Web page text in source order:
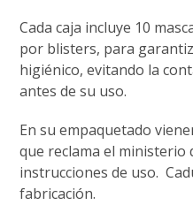
Cada caja incluye 10
por blisters, para
higiénico, evitando la
antes de su uso.
En su empaquetado
que reclama el ministerio
instrucciones de uso.
fabricación.